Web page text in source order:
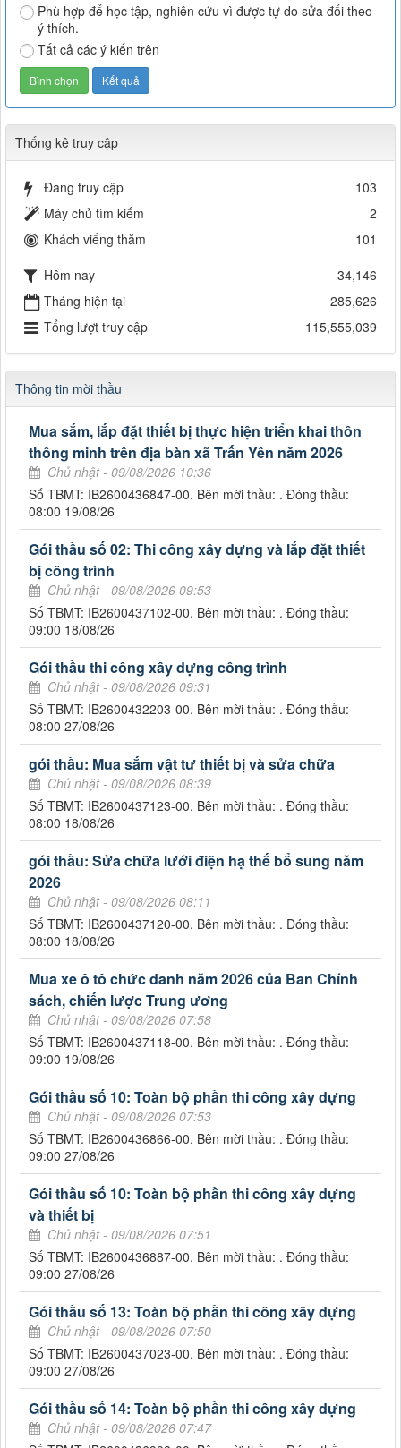
Phù hợp để học tập, nghiên cứu vì được tự do sửa đổi theo
ý thích.
Tất cả các ý kiến trên
Thống kê truy cập
Đang truy cập
103
Máy chủ tìm kiếm
2
Khách viếng thăm
101
Hôm nay
34,146
Tháng hiện tại
285,626
Tổng lượt truy cập
115,555,039
Thông tin mời thầu
Mua sắm, lắp đặt thiết bị thực hiện triển khai thôn
thông minh trên địa bàn xã Trấn Yên năm 2026
Chủ nhật - 09/08/2026 10:36
Số TBMT: IB2600436847-00. Bên mời thầu: . Đóng thầu:
08:00 19/08/26
Gói thầu số 02: Thi công xây dựng và lắp đặt thiết
bị công trình
Chủ nhật - 09/08/2026 09:53
Số TBMT: IB2600437102-00. Bên mời thầu: . Đóng thầu:
09:00 18/08/26
Gói thầu thi công xây dựng công trình
Chủ nhật - 09/08/2026 09:31
Số TBMT: IB2600432203-00. Bên mời thầu: . Đóng thầu:
08:00 27/08/26
gói thầu: Mua sắm vật tư thiết bị và sửa chữa
Chủ nhật - 09/08/2026 08:39
Số TBMT: IB2600437123-00. Bên mời thầu: . Đóng thầu:
08:00 18/08/26
gói thầu: Sửa chữa lưới điện hạ thế bổ sung năm
2026
Chủ nhật - 09/08/2026 08:11
Số TBMT: IB2600437120-00. Bên mời thầu: . Đóng thầu:
08:00 18/08/26
Mua xe ô tô chức danh năm 2026 của Ban Chính
sách, chiến lược Trung ương
Chủ nhật - 09/08/2026 07:58
Số TBMT: IB2600437118-00. Bên mời thầu: . Đóng thầu:
09:00 19/08/26
Gói thầu số 10: Toàn bộ phần thi công xây dựng
Chủ nhật - 09/08/2026 07:53
Số TBMT: IB2600436866-00. Bên mời thầu: . Đóng thầu:
09:00 27/08/26
Gói thầu số 10: Toàn bộ phần thi công xây dựng
và thiết bị
Chủ nhật - 09/08/2026 07:51
Số TBMT: IB2600436887-00. Bên mời thầu: . Đóng thầu:
09:00 27/08/26
Gói thầu số 13: Toàn bộ phần thi công xây dựng
Chủ nhật - 09/08/2026 07:50
Số TBMT: IB2600437023-00. Bên mời thầu: . Đóng thầu:
09:00 27/08/26
Gói thầu số 14: Toàn bộ phần thi công xây dựng
Chủ nhật - 09/08/2026 07:47